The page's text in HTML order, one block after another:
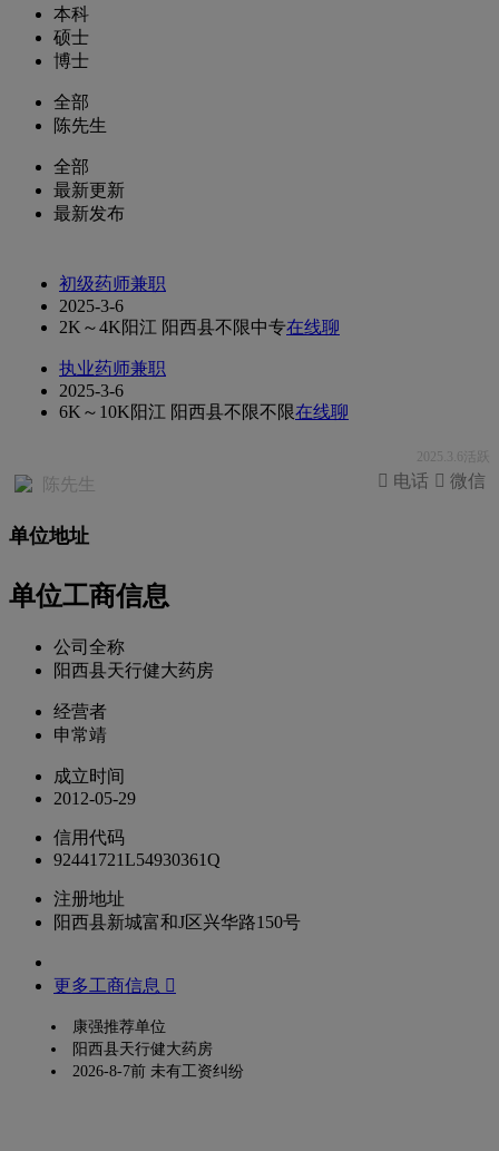
本科
硕士
博士
全部
陈先生
全部
最新更新
最新发布
初级药师兼职
2025-3-6
2K～4K阳江 阳西县不限中专在线聊
执业药师兼职
2025-3-6
6K～10K阳江 阳西县不限不限在线聊
2025.3.6活跃
陈先生  微信
 电话
单位地址
单位工商信息
公司全称
阳西县天行健大药房
经营者
申常靖
成立时间
2012-05-29
信用代码
92441721L54930361Q
注册地址
阳西县新城富和J区兴华路150号
更多工商信息 
康强推荐单位
阳西县天行健大药房
2026-8-7前 未有工资纠纷